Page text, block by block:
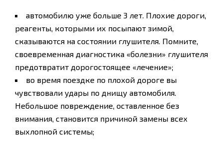
автомобилю уже больше 3 лет. Плохие дороги,
реагенты, которыми их посыпают зимой,
сказываются на состоянии глушителя. Помните,
своевременная диагностика «болезни» глушителя
предотвратит дорогостоящее «лечение»;
во время поездке по плохой дороге вы
чувствовали удары по днищу автомобиля.
Небольшое повреждение, оставленное без
внимания, становится причиной замены всех
выхлопной системы;